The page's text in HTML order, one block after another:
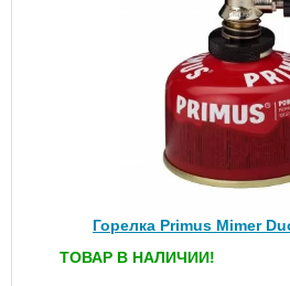
Горелка Primus Mimer
ТОВАР В НАЛИЧИИ!